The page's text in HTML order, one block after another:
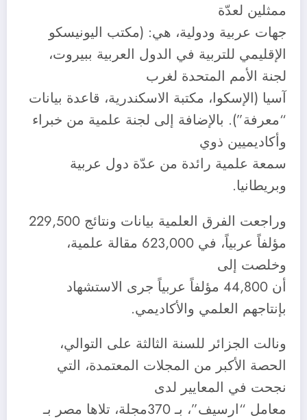
ممثلين لعدّة
جهات عربية ودولية، هي: (مكتب اليونيسكو
الإقليمي للتربية في الدول العربية ببيروت،
لجنة الأمم المتحدة لغرب
آسيا (الإسكوا، مكتبة الاسكندرية، قاعدة بيانات
“معرفة”). بالإضافة إلى لجنة علمية من خبراء
وأكاديميين ذوي
سمعة علمية رائدة من عدّة دول عربية
وبريطانيا.
وراجعت الفرق العلمية بيانات ونتائج 229,500
مؤلفاً عربياً، في 623,000 مقالة علمية،
وخلصت إلى
أن 44,800 مؤلفاً عربياً جرى الاستشهاد
بإنتاجهم العلمي والأكاديمي.
ونالت الجزائر للسنة الثالثة على التوالي،
الحصة الأكبر من المجلات المعتمدة، التي
نجحت في المعايير لدى
معامل “ارسيف”، بـ 370مجلة، تلاها مصر بـ